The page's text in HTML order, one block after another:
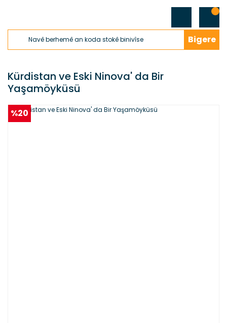
Bigere
Kürdistan ve Eski Ninova' da Bir
Yaşamöyküsü
%20